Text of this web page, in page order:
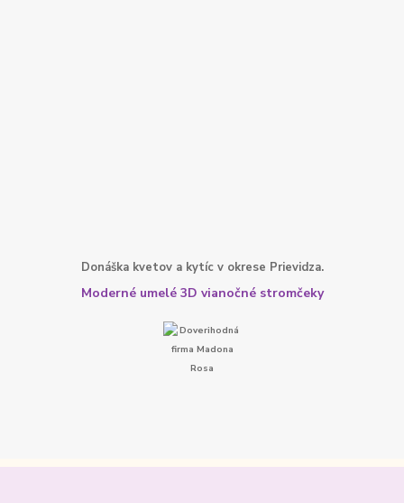
Donáška kvetov a kytíc v okrese Prievidza.
Moderné umelé 3D vianočné stromčeky